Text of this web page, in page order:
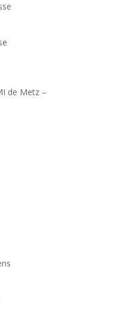
de Metz –